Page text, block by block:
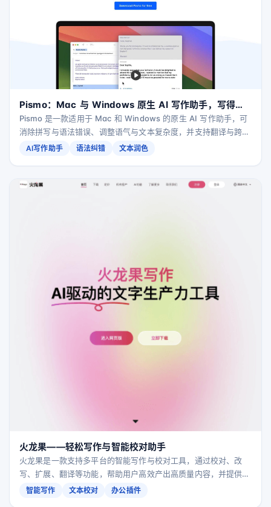
Pismo：Mac 与 Windows 原生 AI 写作助手，写得更
快更聪明
Pismo 是一款适用于 Mac 和 Windows 的原生 AI 写作助手，可
消除拼写与语法错误、调整语气与文本复杂度，并支持翻译与跨语
言沟通；强调隐私保护，不存储或处理你正在编辑的文本。
AI写作助手 语法纠错 文本润色
火龙果——轻松写作与智能校对助手
火龙果是一款支持多平台的智能写作与校对工具，通过校对、改
写、扩展、翻译等功能，帮助用户高效产出高质量内容，并提供
Word、WPS、PPT、PDF及浏览器等多种插件形态。
智能写作 文本校对 办公插件